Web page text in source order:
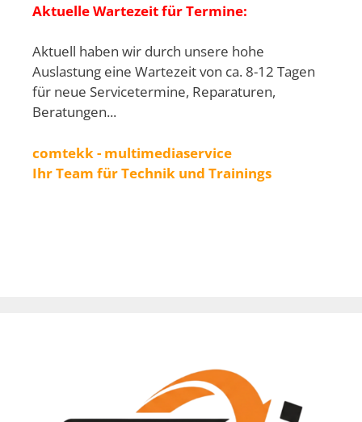
Aktuelle Wartezeit für Termine:
Aktuell haben wir durch unsere hohe
Auslastung eine Wartezeit von ca. 8-12 Tagen
für neue Servicetermine, Reparaturen,
Beratungen...
comtekk - multimediaservice
Ihr Team für Technik und Trainings